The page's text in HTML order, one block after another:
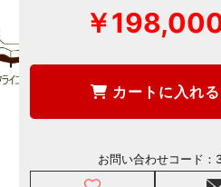
￥
カートに入れる
お問い合わせコード：